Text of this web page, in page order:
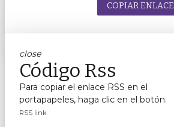
COPIAR ENLACE
close
Código Rss
Para copiar el enlace RSS en el
portapapeles, haga clic en el botón.
RSS link